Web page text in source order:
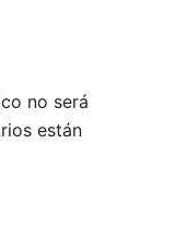
no será
están